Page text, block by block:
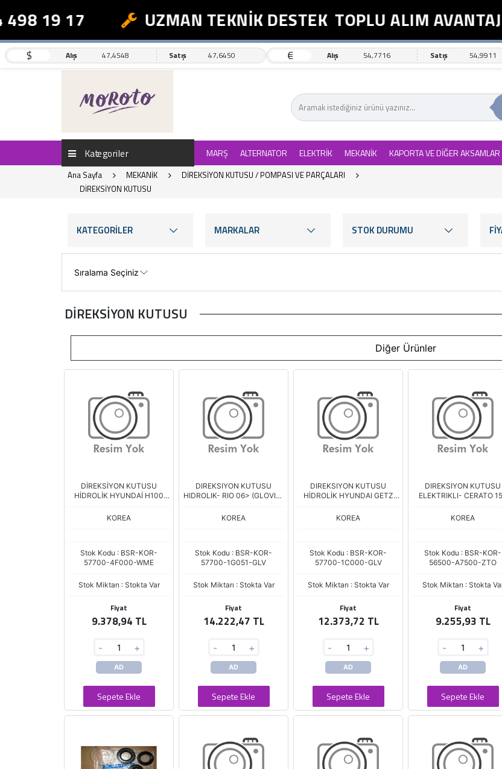
19 17 UZMAN TEKNİK DESTEK TOPLU ALIM AVANTAJI
$ Alış 47,4548 Satış 47,6450 € Alış 54,7716 Satış 54,9911
Kategoriler MARŞ ALTERNATOR ELEKTRİK MEKANİK KAPORTA VE DİĞER AKSAMLAR
Ana Sayfa MEKANİK
DİREKSİYON KUTUSU / POMPASI VE PARÇALARI
DİREKSİYON KUTUSU
KATEGORİLER MARKALAR STOK DURUMU
DİREKSİYON KUTUSU
Diğer Ürünler
DİREKSİYON KUTUSU
HİDROLİK HYUNDAİ H100
KOREA
Stok Kodu : BSR-KOR-
57700-4F000-WME
Stok Miktarı : Stokta Var
Fiyat
9.378,94 TL
- +
AD
Sepete Ekle
DIREKSIYON KUTUSU
HIDROLIK- RIO 06> (GLOVIS-
KOREA
Stok Kodu : BSR-KOR-
57700-1G051-GLV
Stok Miktarı : Stokta Var
Fiyat
14.222,47 TL
- +
AD
Sepete Ekle
DIREKSIYON KUTUSU
HİDROLİK HYUNDAI GETZ
KOREA
Stok Kodu : BSR-KOR-
57700-1C000-GLV
Stok Miktarı : Stokta Var
Fiyat
12.373,72 TL
- +
AD
Sepete Ekle
DIREKSIYON KUTUSU
ELEKTRIKLI- CERATO
KOREA
Stok Kodu : BSR-KOR-
56500-A7500-ZTO
Stok Miktarı : Stokta
Fiyat
9.255,93 TL
- +
AD
Sepete Ekle